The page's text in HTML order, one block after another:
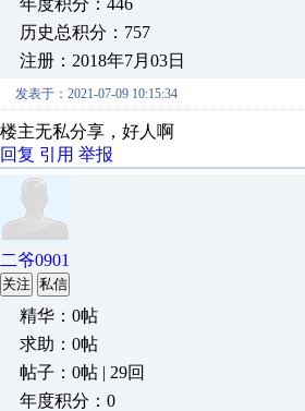
年度积分：446
历史总积分：757
注册：2018年7月03日
发表于：2021-07-09 10:15:34
楼主无私分享，好人啊
回复 引用 举报
二爷0901
关注 私信
精华：0帖
求助：0帖
帖子：0帖 | 29回
年度积分：0